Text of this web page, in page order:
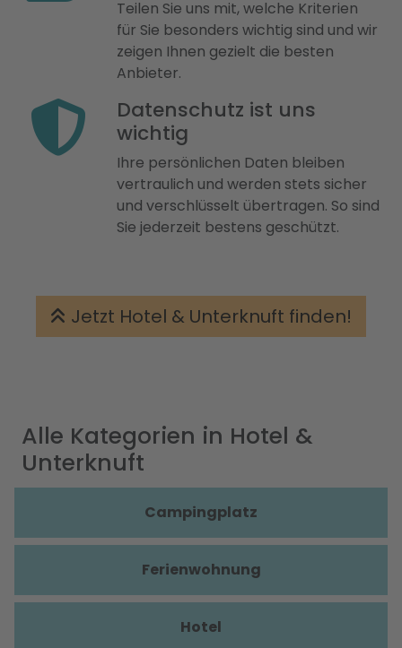
Teilen Sie uns mit, welche Kriterien
für Sie besonders wichtig sind und wir
zeigen Ihnen gezielt die besten
Anbieter.
Datenschutz ist uns
wichtig
Ihre persönlichen Daten bleiben
vertraulich und werden stets sicher
und verschlüsselt übertragen. So sind
Sie jederzeit bestens geschützt.
Jetzt Hotel & Unterknuft finden!
Alle Kategorien in Hotel &
Unterknuft
Campingplatz
Ferienwohnung
Hotel